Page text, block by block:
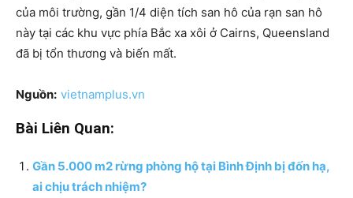
của môi trường, gần 1/4 diện tích san hô của rạn san hô
này tại các khu vực phía Bắc xa xôi ở Cairns, Queensland
đã bị tổn thương và biến mất.
Nguồn: vietnamplus.vn
Bài Liên Quan:
Gần 5.000 m2 rừng phòng hộ tại Bình Định bị đốn hạ,
ai chịu trách nhiệm?